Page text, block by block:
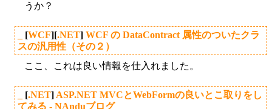
うか？
[WCF][.NET] WCF の DataContract 属性のついたクラ
スの汎用性（その２）
ここ、これは良い情報を仕入れました。
[.NET] ASP.NET MVCとWebFormの良いとこ取りをし
てみる - NAnduブログ